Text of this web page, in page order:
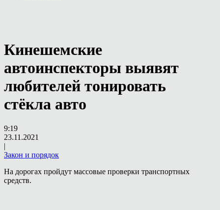
Кинешемские
автоинспекторы выявят
любителей тонировать
стёкла авто
9:19
23.11.2021
|
Закон и порядок
На дорогах пройдут массовые проверки транспортных
средств.